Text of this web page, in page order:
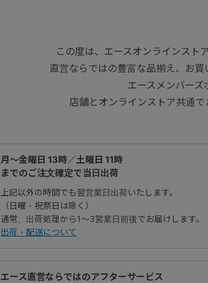
この度は、エースオンラインスト
直営ならではの豊富な品揃え、 お買
エースメンバーズ
店舗とオンラインストア共通で
月～金曜日 13時／土曜日 11時
までのご注文確定で当日出荷
上記以外の時間でも翌営業日出荷いたします。
（日曜・祝祭日は除く）
通常、出荷処理から1～3営業日前後でお届けします。
出荷・配送について
エース直営ならではのアフターサービス